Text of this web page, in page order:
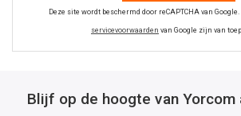
Deze site wordt beschermd door reCAPTCHA van Google.
servicevoorwaarden van Google zijn van
Blijf op de hoogte van Yorcom